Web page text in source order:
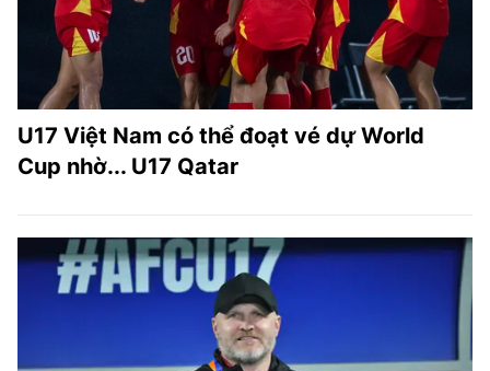
U17 Việt Nam có thể đoạt vé dự World
Cup nhờ... U17 Qatar